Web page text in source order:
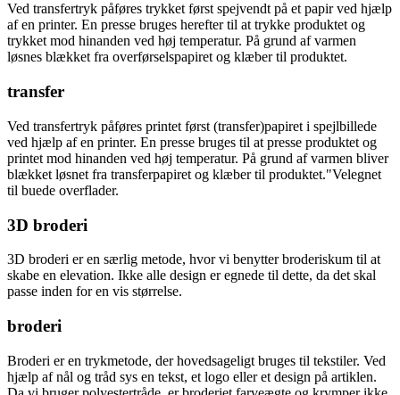
Ved transfertryk påføres trykket først spejvendt på et papir ved hjælp
af en printer. En presse bruges herefter til at trykke produktet og
trykket mod hinanden ved høj temperatur. På grund af varmen
løsnes blækket fra overførselspapiret og klæber til produktet.
transfer
Ved transfertryk påføres printet først (transfer)papiret i spejlbillede
ved hjælp af en printer. En presse bruges til at presse produktet og
printet mod hinanden ved høj temperatur. På grund af varmen bliver
blækket løsnet fra transferpapiret og klæber til produktet."Velegnet
til buede overflader.
3D broderi
3D broderi er en særlig metode, hvor vi benytter broderiskum til at
skabe en elevation. Ikke alle design er egnede til dette, da det skal
passe inden for en vis størrelse.
broderi
Broderi er en trykmetode, der hovedsageligt bruges til tekstiler. Ved
hjælp af nål og tråd sys en tekst, et logo eller et design på artiklen.